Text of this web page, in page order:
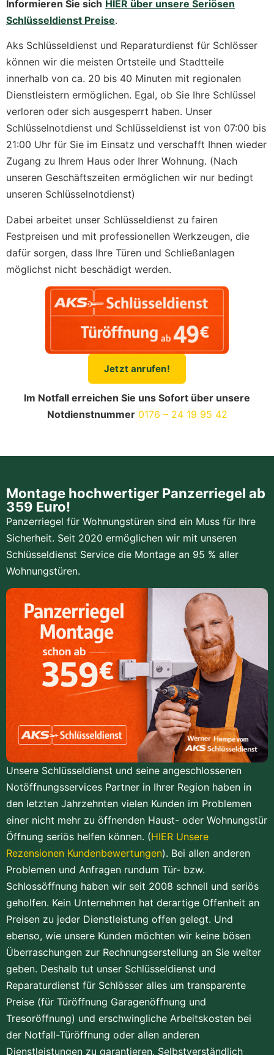
Informieren Sie sich HIER über unsere Seriösen
Schlüsseldienst Preise.
Aks Schlüsseldienst und Reparaturdienst für Schlösser
können wir die meisten Ortsteile und Stadtteile
innerhalb von ca. 20 bis 40 Minuten mit regionalen
Dienstleistern ermöglichen. Egal, ob Sie Ihre Schlüssel
verloren oder sich ausgesperrt haben. Unser
Schlüsselnotdienst und Schlüsseldienst ist von 07:00 bis
21:00 Uhr für Sie im Einsatz und verschafft Ihnen wieder
Zugang zu Ihrem Haus oder Ihrer Wohnung. (Nach
unseren Geschäftszeiten ermöglichen wir nur bedingt
unseren Schlüsselnotdienst)
Dabei arbeitet unser Schlüsseldienst zu fairen
Festpreisen und mit professionellen Werkzeugen, die
dafür sorgen, dass Ihre Türen und Schließanlagen
möglichst nicht beschädigt werden.
Jetzt anrufen!
Im Notfall erreichen Sie uns Sofort über unsere
Notdienstnummer 0176 – 24 19 95 42
Montage hochwertiger Panzerriegel ab
359 Euro!
Panzerriegel für Wohnungstüren sind ein Muss für Ihre
Sicherheit. Seit 2020 ermöglichen wir mit unseren
Schlüsseldienst Service die Montage an 95 % aller
Wohnungstüren.
Unsere Schlüsseldienst und seine angeschlossenen
Notöffnungsservices Partner in Ihrer Region haben in
den letzten Jahrzehnten vielen Kunden im Problemen
einer nicht mehr zu öffnenden Haust- oder Wohnungstür
Öffnung seriös helfen können. (HIER Unsere
Rezensionen Kundenbewertungen). Bei allen anderen
Problemen und Anfragen rundum Tür- bzw.
Schlossöffnung haben wir seit 2008 schnell und seriös
geholfen. Kein Unternehmen hat derartige Offenheit an
Preisen zu jeder Dienstleistung offen gelegt. Und
ebenso, wie unsere Kunden möchten wir keine bösen
Überraschungen zur Rechnungserstellung an Sie weiter
geben. Deshalb tut unser Schlüsseldienst und
Reparaturdienst für Schlösser alles um transparente
Preise (für Türöffnung Garagenöffnung und
Tresoröffnung) und erschwingliche Arbeitskosten bei
der Notfall-Türöffnung oder allen anderen
Dienstleistungen zu garantieren. Selbstverständlich